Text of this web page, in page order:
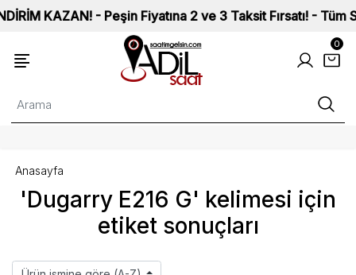
KAZAN! - Peşin Fiyatına 2 ve 3 Taksit Fırsatı! - Tüm
0
'Dugarry E216 G' kelimesi için
etiket sonuçları
Anasayfa